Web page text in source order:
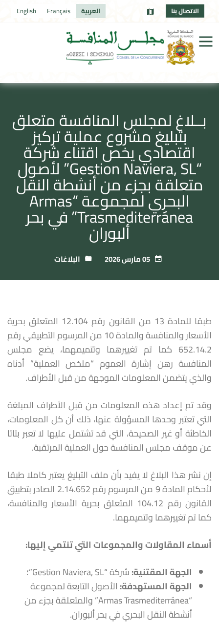
الاتصال بنا العربية Français
English
بــلاغ لمجلس المنافسة متعلق
بتبليغ مشروع عملية تركيز
اقتصادي يخص اقتناء شركة
“Gestion Naviera, SL” لأصول
متعلقة بجزء من أنشطة النقل
البحري لمجموعة “Armas
Trasmediterránea” في بحر
ألبوران
05 مارس 2026 البلاغات
طبقا للمادة 13 من القانون رقم 12.104 المتعلق بحرية
الأسعار والمنافسة والمادة 10 من المرسوم التطبيقي رقم
652.14.2 كما تم تغييرهما وتتميمهما، يضع مجلس
المنافسة رهن إشارة العموم “ملخص العملية” أدناه
والذي يتضمن المعلومات الموجهة من قبل الأطراف.
وقد تم إعداد هذه المعلومات من قبل الأطراف المبلغة
التي تعتبر وحدها المسؤولة عنها، ذلك أن كل المعلومات،
الخاطئة أو غير الصحيحة، التي قد تشتمل عليها لا تعبر بتاتا
عن موقف مجلس المنافسة حول العملية المرتقبة.
إن نشر هذا البلاغ لا يفيد بأن ملف التبليغ يعتبر كاملا طبقا
لأحكام المادة 9 من المرسوم رقم 2.14.652 الصادر بتطبيق
القانون رقم 104.12 المتعلق بحرية الأسعار والمنافسة،
كما تم تغييرهما وتتميمهما.
أسماء المقاولات والمجموعات التي تنتمي إليها:
الجهة المقتنية:شركة “Gestion Naviera, SL”؛
الجهة المستهدفة: الأصول التابعة لمجموعة
“Armas Trasmediterránea” والمتعلقة بجزء من
أنشطة النقل البحري في بحر ألبوران.